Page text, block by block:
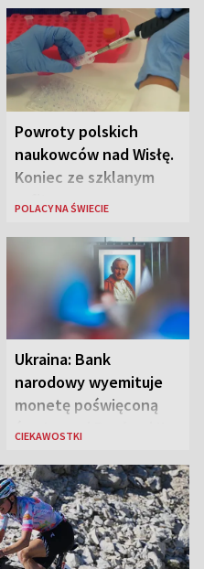
Powroty polskich
naukowców nad Wisłę.
Koniec ze szklanym
sufitem
POLACY NA ŚWIECIE
Ukraina: Bank
narodowy wyemituje
monetę poświęconą
św. Janowi Pawłowi II
CIEKAWOSTKI